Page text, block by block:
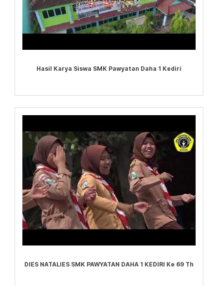
Hasil Karya Siswa SMK Pawyatan Daha 1 Kediri
DIES NATALIES SMK PAWYATAN DAHA 1 KEDIRI Ke 69 Th